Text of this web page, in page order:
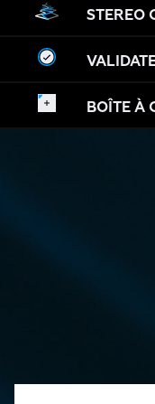
STEREO
BOÎTE À